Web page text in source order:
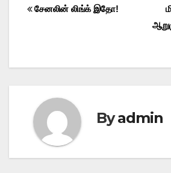
Post
சேனலின் லிங்க் இதோ!
Byadmin